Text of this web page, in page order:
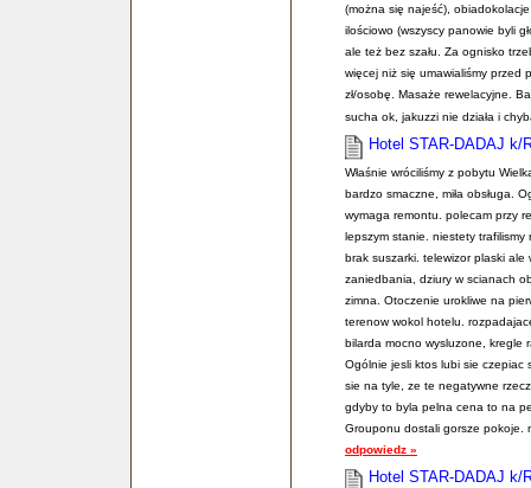
(można się najeść),
ilościowo (wszyscy panowie byli
ale też bez szału. Za ognisko
więcej niż się umawialiśmy przed
zł/osobę. Masaże rewelacyjne.
sucha ok, jakuzzi nie działa i
Hotel STAR-DADAJ k/
Właśnie wróciliśmy z pobytu
bardzo smaczne, miła obsługa.
wymaga remontu. polecam przy
lepszym stanie. niestety trafilismy
brak suszarki. telewizor plaski
zaniedbania, dziury w scianach
zimna. Otoczenie urokliwe na
terenow wokol hotelu.
bilarda mocno wysluzone, kregle
Ogólnie jesli ktos lubi sie
sie na tyle, ze te negatywne
gdyby to byla pelna cena to na
Grouponu dostali gorsze pokoje.
odpowiedz »
Hotel STAR-DADAJ k/